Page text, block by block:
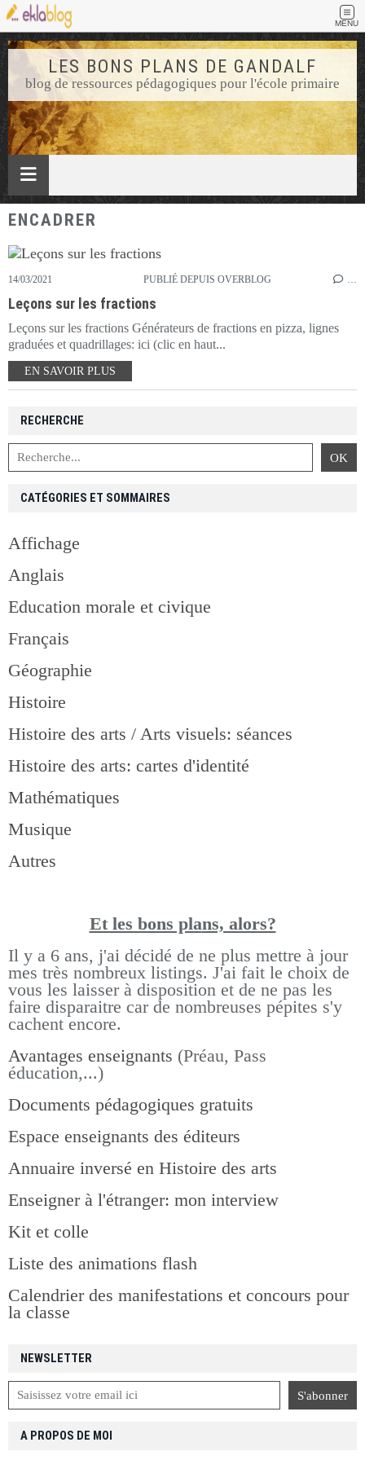
MENU
LES BONS PLANS DE GANDALF
blog de ressources pédagogiques pour l'école primaire
ENCADRER
14/03/2021 PUBLIÉ DEPUIS OVERBLOG …
Leçons sur les fractions
Leçons sur les fractions Générateurs de fractions en pizza, lignes
graduées et quadrillages: ici (clic en haut...
EN SAVOIR PLUS
NEWSLETTER
RECHERCHE
CATÉGORIES ET SOMMAIRES
Affichage
Anglais
Education morale et civique
Français
Géographie
Histoire
Histoire des arts / Arts visuels: séances
Histoire des arts: cartes d'identité
Mathématiques
Musique
Autres
Et les bons plans, alors?
Il y a 6 ans, j'ai décidé de ne plus mettre à jour
mes très nombreux listings. J'ai fait le choix de
vous les laisser à disposition et de ne pas les
faire disparaitre car de nombreuses pépites s'y
cachent encore.
Avantages enseignants (Préau, Pass
éducation,...)
Documents pédagogiques gratuits
Espace enseignants des éditeurs
Annuaire inversé en Histoire des arts
Enseigner à l'étranger: mon interview
Kit et colle
Liste des animations flash
Calendrier des manifestations et concours pour
la classe
A PROPOS DE MOI